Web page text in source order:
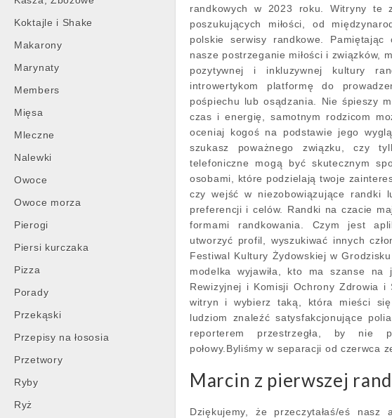
Koktajle i Shake
Makarony
Marynaty
Members
Mięsa
Mleczne
Nalewki
Owoce
Owoce morza
Pierogi
Piersi kurczaka
Pizza
Porady
Przekąski
Przepisy na łososia
Przetwory
Ryby
Ryż
randkowych w 2023 roku. Witryny te
poszukujących miłości, od
polskie serwisy randkowe.
nasze postrzeganie miłości i związków,
pozytywnej i inkluzywnej kultury
introwertykom platformę do
pośpiechu lub osądzania. Nie śpieszy
czas i energię, samotnym rodzicom
oceniaj kogoś na podstawie jego
szukasz poważnego związku, czy
telefoniczne mogą być skutecznym
osobami, które podzielają twoje
czy wejść w niezobowiązujące randki
preferencji i celów. Randki na czacie
formami randkowania. Czym jest
utworzyć profil, wyszukiwać innych
Festiwal Kultury Żydowskiej w
modelka wyjawiła, kto ma szanse na
Rewizyjnej i Komisji Ochrony Zdrowia i
witryn i wybierz taką, która mieści
ludziom znaleźć satysfakcjonujące
reporterem przestrzegła, by nie
połowy.Byliśmy w separacji od czerwca
Marcin z pierwszej
Dziękujemy, że przeczytałaś/eś